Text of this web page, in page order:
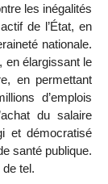
les inégalités
de l’État, en
nationale.
en élargissant le
en permettant
d’emplois
du salaire
et démocratisé
santé publique.
tel.